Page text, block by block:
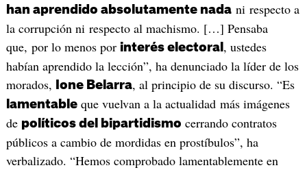
han aprendido absolutamente nadani respecto a
la corrupción ni respecto al machismo. […] Pensaba
que, por lo menos por interés electoral , ustedes
habían aprendido la lección”, ha denunciado la líder de los
morados,
Ione Belarra, al principio de su discurso. “Es
lamentableque vuelvan a la actualidad más imágenes
de políticos del bipartidismo cerrando contratos
públicos a cambio de mordidas en prostíbulos”, ha
verbalizado. “Hemos comprobado lamentablemente en